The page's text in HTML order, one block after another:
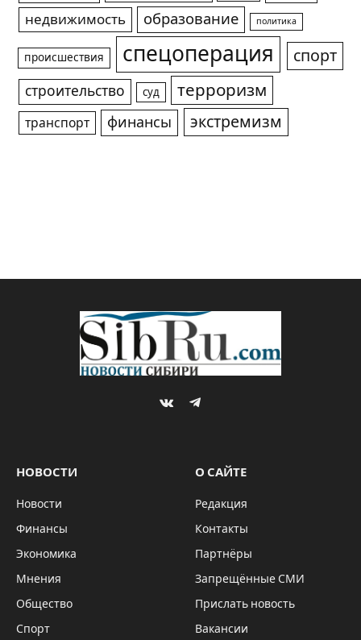
недвижимость
образование политика
происшествия спецоперация спорт
строительство суд терроризм
транспорт финансы экстремизм
VKontakteTelegram
НОВОСТИ
Новости
Финансы
Экономика
Мнения
Общество
Спорт
О САЙТЕ
Редакция
Контакты
Партнёры
Запрещённые СМИ
Прислать новость
Вакансии